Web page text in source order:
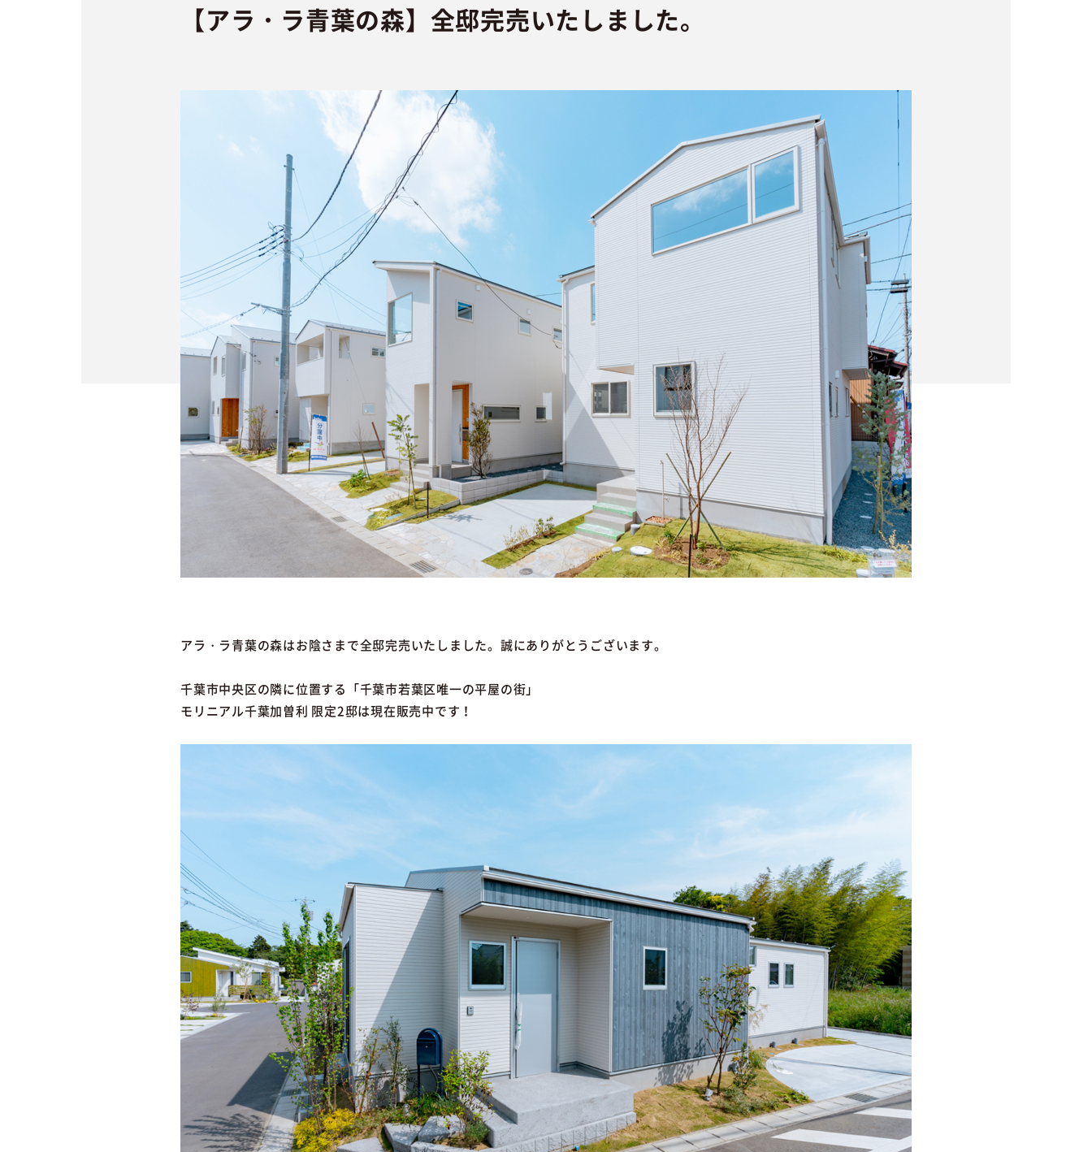
【アラ・ラ青葉の森】全邸完売いたしました。
アラ・ラ青葉の森はお陰さまで全邸完売いたしました。誠にありがとうございます。
千葉市中央区の隣に位置する「千葉市若葉区唯一の平屋の街」
モリニアル千葉加曽利 限定2邸は現在販売中です！